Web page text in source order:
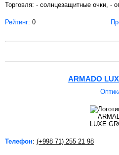
Торговля: - солнцезащитные очки, -
Рейтинг: 0
ARMADO
Телефон: (+998 71) 255 21 98